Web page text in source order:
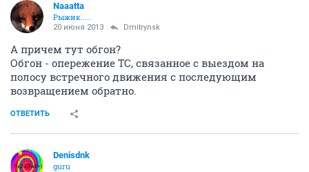
Naaatta
Рыжик.....
20 июня 2013 Dmitrynsk
А причем тут обгон?
Обгон - опережение ТС, связанное с выездом на
полосу встречного движения с последующим
возвращением обратно.
ОТВЕТИТЬ
Denisdnk
guru